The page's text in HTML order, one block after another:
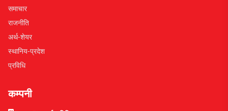
समाचार
राजनीति
अर्थ-शेयर
स्थानिय-प्रदेश
प्रविधि
कम्पनी